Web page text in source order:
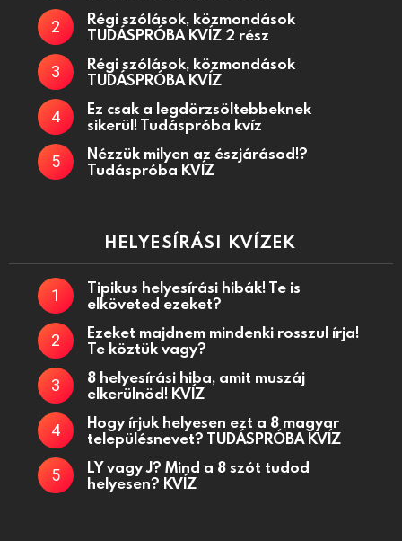
Régi szólások, közmondások
TUDÁSPRÓBA KVÍZ 2 rész
Régi szólások, közmondások
TUDÁSPRÓBA KVÍZ
Ez csak a legdörzsöltebbeknek
sikerül! Tudáspróba kvíz
Nézzük milyen az észjárásod!?
Tudáspróba KVÍZ
HELYESÍRÁSI KVÍZEK
Tipikus helyesírási hibák! Te is
elköveted ezeket?
Ezeket majdnem mindenki rosszul írja!
Te köztük vagy?
8 helyesírási hiba, amit muszáj
elkerülnöd! KVÍZ
Hogy írjuk helyesen ezt a 8 magyar
településnevet? TUDÁSPRÓBA KVÍZ
LY vagy J? Mind a 8 szót tudod
helyesen? KVÍZ